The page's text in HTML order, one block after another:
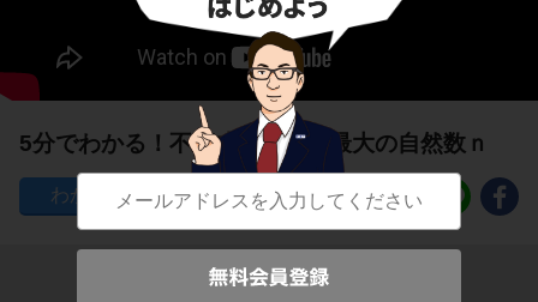
5分でわかる！不等式を満たす最大の自然数ｎ
201
子どもの勉強から大人の学び直しまで